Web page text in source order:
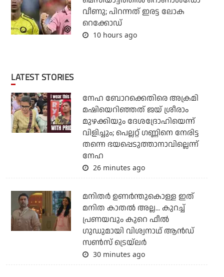
വീണു; പിറന്നത് ഇരട്ട ലോക
റെക്കോഡ്
10 hours ago
LATEST STORIES
നേഹ ബോറക്കെതിരെ അക്രമി
മഷിയെറിഞ്ഞത് ജയ് ശ്രീരാം
മുഴക്കിയും ദേശദ്രോഹിയെന്ന്
വിളിച്ചും; പെല്ലറ്റ് ഗണ്ണിനെ നേരിട്ട
തന്നെ ഭയപ്പെടുത്താനാവില്ലെന്ന്
നേഹ
26 minutes ago
മനിതര്‍ ഉണര്‍ന്തുകൊള്ള ഇത്
മനിത കാതല്‍ അല്ല... കുറച്ച്
പ്രണയവും കുറെ ഫീല്‍
ഗുഡുമായി വിശ്വനാഥ് ആന്‍ഡ്
സണ്‍സ് ട്രെയ്‌ലര്‍
30 minutes ago